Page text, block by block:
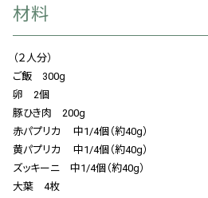
お知らせ
お問い合わせ
材料
（２人分）
ご飯 300g
卵 2個
豚ひき肉 200g
赤パプリカ 中1/4個（約40g）
黄パプリカ 中1/4個（約40g）
ズッキーニ 中1/4個（約40g）
大葉 4枚